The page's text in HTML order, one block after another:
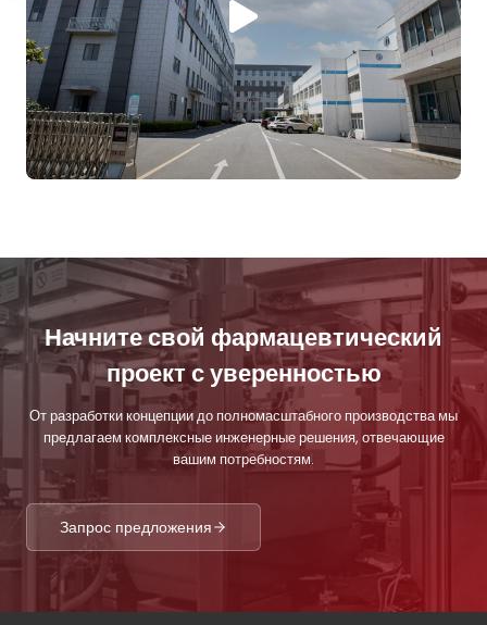
Начните свой фармацевтический
проект с уверенностью
От разработки концепции до полномасштабного производства мы
предлагаем комплексные инженерные решения, отвечающие
вашим потребностям.
Запрос предложения